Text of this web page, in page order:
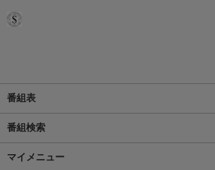
番組表
番組検索
マイメニュー